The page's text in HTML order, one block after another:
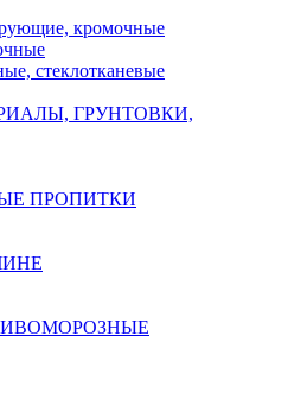
кромочные
стеклотканевые
ГРУНТОВКИ,
ПРОПИТКИ